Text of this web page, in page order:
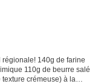
140g de farine
110g de beurre salé
crémeuse) à la